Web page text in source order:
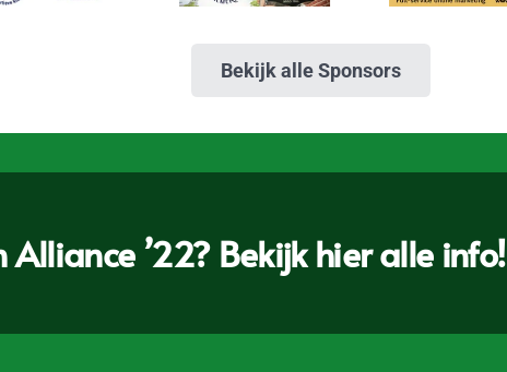
Bekijk alle Sponsors
’22? Bekijk hier alle info!